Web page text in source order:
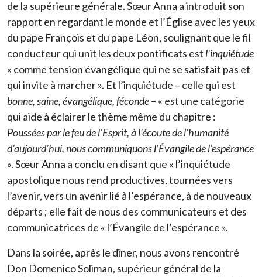
de la supérieure générale. Sœur Anna a introduit son
rapport en regardant le monde et l’Église avec les yeux
du pape François et du pape Léon, soulignant que le fil
conducteur qui unit les deux pontificats est l’inquiétude
« comme tension évangélique qui ne se satisfait pas et
qui invite à marcher ». Et l’inquiétude – celle qui est
bonne, saine, évangélique, féconde– « est une catégorie
qui aide à éclairer le thème même du chapitre :
Poussées par le feu de l’Esprit, à l’écoute de l’humanité
d’aujourd’hui, nous communiquons l’Évangile de l’espérance
». Sœur Anna a conclu en disant que « l’inquiétude
apostolique nous rend productives, tournées vers
l’avenir, vers un avenir lié à l’espérance, à de nouveaux
départs ; elle fait de nous des communicateurs et des
communicatrices de « l’Évangile de l’espérance ».
Dans la soirée, après le dîner, nous avons rencontré
Don Domenico Soliman, supérieur général de la